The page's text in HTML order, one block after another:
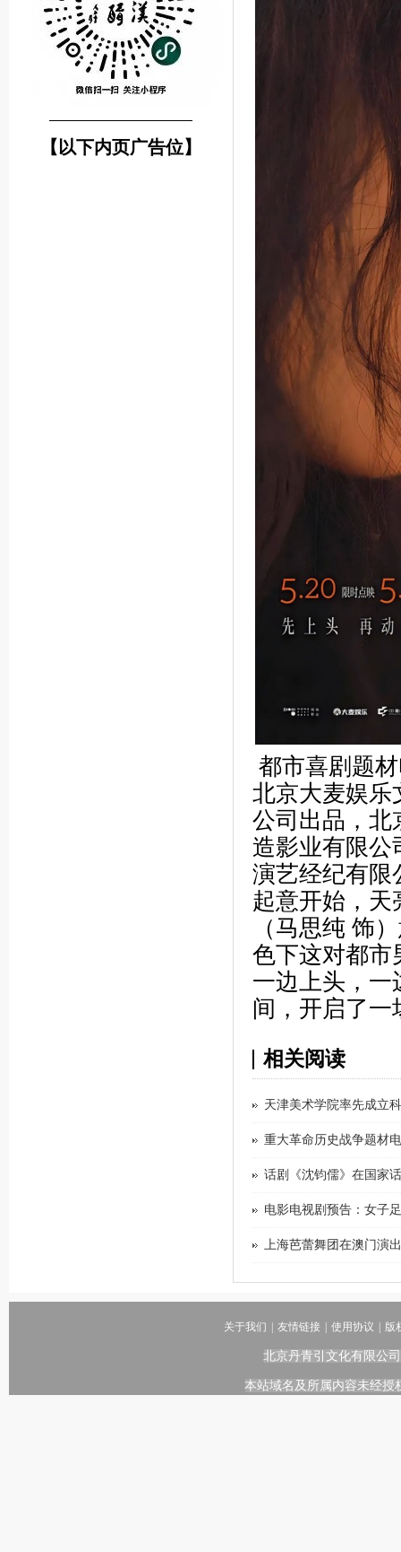
────────────────
【以下内页广告位】
都市喜剧题
北京大麦娱乐
公司出品，北
造影业有限公
演艺经纪有限
起意开始，天
（马思纯 饰
色下这对都市
一边上头，一
间，开启了一
相关阅读
天津美术学院率先成立
重大革命历史战争题材
话剧《沈钧儒》在国家
电影电视剧预告：女子
上海芭蕾舞团在澳门演
关于我们 友情链接 使用协议 版
北京丹青引文化有限公
本站域名及所属内容未经授